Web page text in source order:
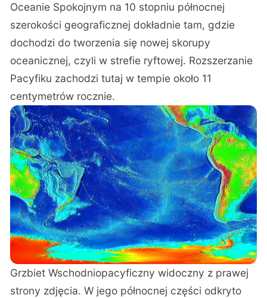
Oceanie Spokojnym na 10 stopniu północnej
szerokości geograficznej dokładnie tam, gdzie
dochodzi do tworzenia się nowej skorupy
oceanicznej, czyli w strefie ryftowej. Rozszerzanie
Pacyfiku zachodzi tutaj w tempie około 11
centymetrów rocznie.
Grzbiet Wschodniopacyficzny widoczny z prawej
strony zdjęcia. W jego północnej części odkryto